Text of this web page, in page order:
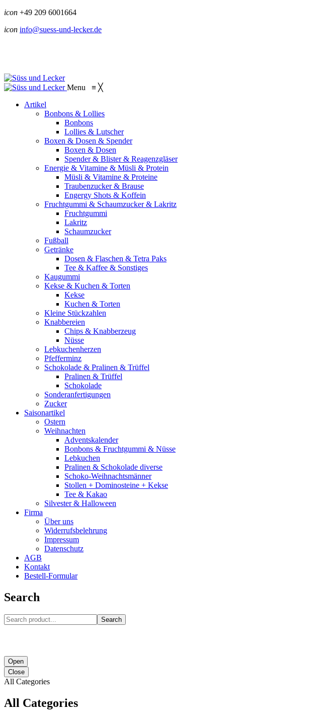
icon +49 209 6001664
icon info@suess-und-lecker.de
Menu ≡ ╳
Artikel
Bonbons & Lollies
Bonbons
Lollies & Lutscher
Boxen & Dosen & Spender
Boxen & Dosen
Spender & Blister & Reagenzgläser
Energie & Vitamine & Müsli & Protein
Müsli & Vitamine & Proteine
Traubenzucker & Brause
Engergy Shots & Koffein
Fruchtgummi & Schaumzucker & Lakritz
Fruchtgummi
Lakritz
Schaumzucker
Fußball
Getränke
Dosen & Flaschen & Tetra Paks
Tee & Kaffee & Sonstiges
Kaugummi
Kekse & Kuchen & Torten
Kekse
Kuchen & Torten
Kleine Stückzahlen
Knabbereien
Chips & Knabberzeug
Nüsse
Lebkuchenherzen
Pfefferminz
Schokolade & Pralinen & Trüffel
Pralinen & Trüffel
Schokolade
Sonderanfertigungen
Zucker
Saisonartikel
Ostern
Weihnachten
Adventskalender
Bonbons & Fruchtgummi & Nüsse
Lebkuchen
Pralinen & Schokolade diverse
Schoko-Weihnachtsmänner
Stollen + Dominosteine + Kekse
Tee & Kakao
Silvester & Halloween
Firma
Über uns
Widerrufsbelehrung
Impressum
Datenschutz
AGB
Kontakt
Bestell-Formular
Search
Search
Open
Close
All Categories
All Categories